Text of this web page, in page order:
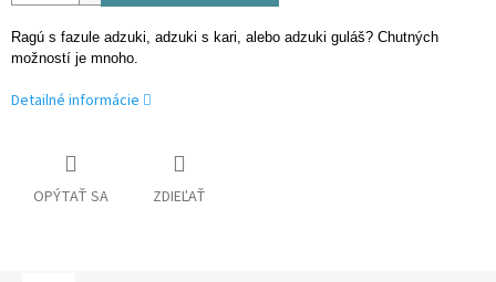
Ragú s fazule adzuki, adzuki s kari, alebo adzuki guláš? Chutných
možností je mnoho.
Detailné informácie
OPÝTAŤ SA ZDIEĽAŤ